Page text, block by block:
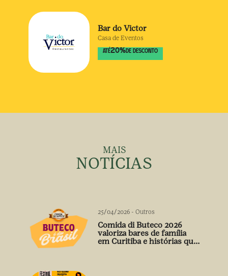
Bar do Victor
Casa de Eventos
ATÉ20% DE DESCONTO
MAIS
NOTÍCIAS
25/04/2026 - Outros
Comida di Buteco 2026
valoriza bares de família
em Curitiba e histórias que